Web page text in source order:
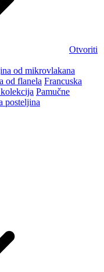
Otvoriti
od mikrovlakana
od flanela Francuska
Pamučne
posteljina